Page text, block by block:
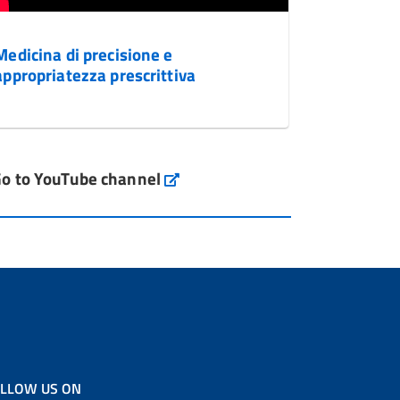
di precisione e
prescrittiva
to YouTube channel
US ON